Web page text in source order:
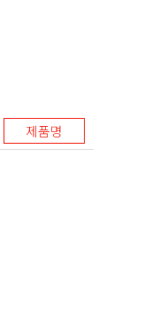
제품명